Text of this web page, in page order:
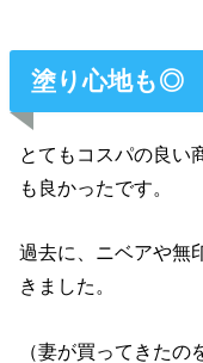
塗り心地も◎
とてもコスパの良い
も良かったです。
過去に、ニベアや無
きました。
（妻が買ってきたの